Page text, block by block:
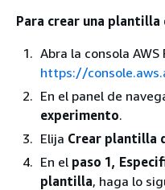
Para crear una
Abra la consola AWS
https://
En el panel de
experimento.
Elija Crear plantilla
En el paso 1,
plantilla, haga lo